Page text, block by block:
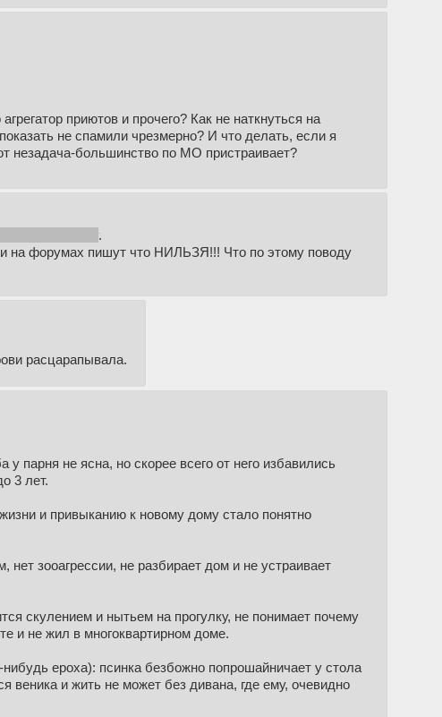
приютов и прочего? Как не наткнуться на
не спамили чрезмерно? И что делать, если я
незадача-большинство по МО пристраивает?
.
на форумах пишут что НИЛЬЗЯ!!! Что по этому поводу
расцарапывала.
парня не ясна, но скорее всего от него избавились
3 лет.
и привыканию к новому дому стало понятно
зооагрессии, не разбирает дом и не устраивает
скулением и нытьем на прогулку, не понимает почему
и не жил в многоквартирном доме.
ероха): псинка безбожно попрошайничает у стола
веника и жить не может без дивана, где ему, очевидно